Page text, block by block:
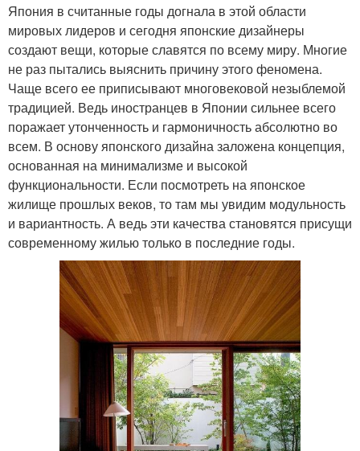
Япония в считанные годы догнала в этой области
мировых лидеров и сегодня японские дизайнеры
создают вещи, которые славятся по всему миру. Многие
не раз пытались выяснить причину этого феномена.
Чаще всего ее приписывают многовековой незыблемой
традицией. Ведь иностранцев в Японии сильнее всего
поражает утонченность и гармоничность абсолютно во
всем. В основу японского дизайна заложена концепция,
основанная на минимализме и высокой
функциональности. Если посмотреть на японское
жилище прошлых веков, то там мы увидим модульность
и вариантность. А ведь эти качества становятся присущи
современному жилью только в последние годы.